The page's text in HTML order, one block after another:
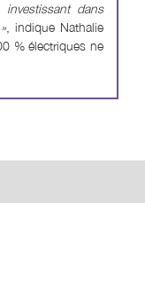
investissant dans
, indique Nathalie
% électriques ne